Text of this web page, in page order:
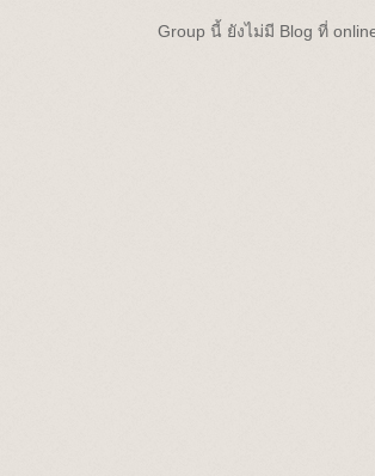
Group นี้ ยังไม่มี Blog ที่